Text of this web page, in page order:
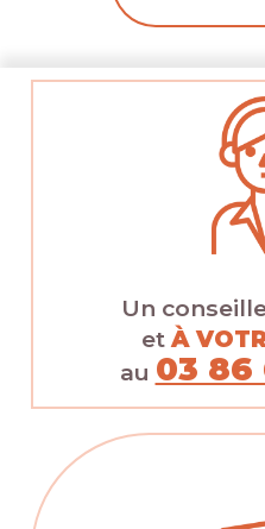
Un
et À
au 03 86